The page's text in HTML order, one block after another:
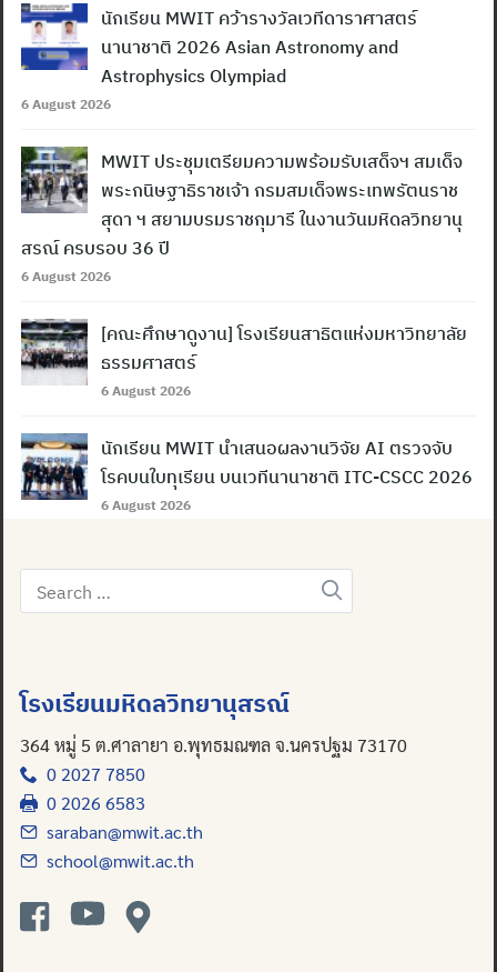
นักเรียน MWIT คว้ารางวัลเวทีดาราศาสตร์
นานาชาติ 2026 Asian Astronomy and
Astrophysics Olympiad
6 August 2026
MWIT ประชุมเตรียมความพร้อมรับเสด็จฯ สมเด็จ
พระกนิษฐาธิราชเจ้า กรมสมเด็จพระเทพรัตนราช
สุดา ฯ สยามบรมราชกุมารี ในงานวันมหิดลวิทยานุ
สรณ์ ครบรอบ 36 ปี
6 August 2026
[คณะศึกษาดูงาน] โรงเรียนสาธิตแห่งมหาวิทยาลัย
ธรรมศาสตร์
6 August 2026
นักเรียน MWIT นำเสนอผลงานวิจัย AI ตรวจจับ
โรคบนใบทุเรียน บนเวทีนานาชาติ ITC-CSCC 2026
6 August 2026
Search
for:
โรงเรียนมหิดลวิทยานุสรณ์
364 หมู่ 5 ต.ศาลายา อ.พุทธมณฑล จ.นครปฐม 73170
0 2027 7850
0 2026 6583
saraban@mwit.ac.th
school@mwit.ac.th